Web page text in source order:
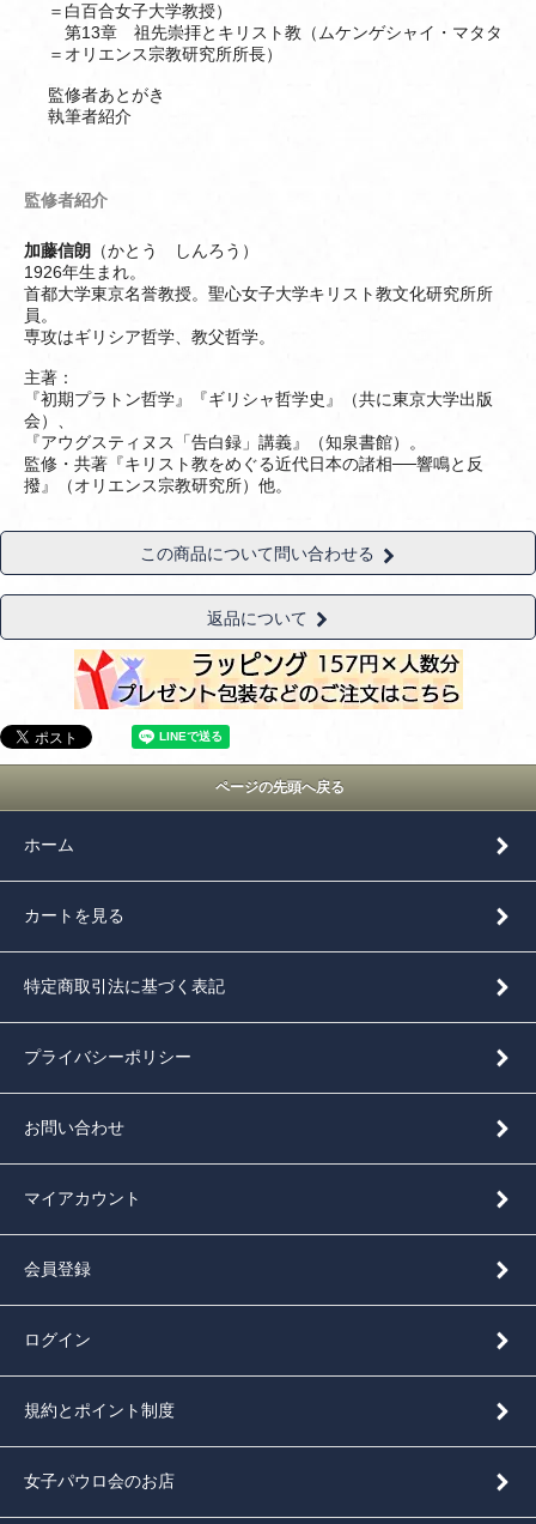
＝白百合女子大学教授）
第13章 祖先崇拝とキリスト教（ムケンゲシャイ・マタタ
＝オリエンス宗教研究所所長）
監修者あとがき
執筆者紹介
監修者紹介
加藤信朗 （かとう しんろう）
1926年生まれ。
首都大学東京名誉教授。聖心女子大学キリスト教文化研究所所
員。
専攻はギリシア哲学、教父哲学。
主著：
『初期プラトン哲学』『ギリシャ哲学史』（共に東京大学出版
会）、
『アウグスティヌス「告白録」講義』（知泉書館）。
監修・共著『キリスト教をめぐる近代日本の諸相──響鳴と反
撥』（オリエンス宗教研究所）他。
この商品について問い合わせる
返品について
ページの先頭へ戻る
ホーム
カートを見る
特定商取引法に基づく表記
プライバシーポリシー
お問い合わせ
マイアカウント
会員登録
ログイン
規約とポイント制度
女子パウロ会のお店